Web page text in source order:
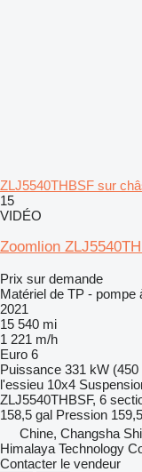
ZLJ5540THBSF sur
15
VIDÉO
Zoomlion
Prix sur demande
Matériel de TP - pompe
2021
15 540 mi
1 221 m/h
Euro 6
Puissance 331 kW (450
l'essieu 10x4
ZLJ5540THBSF, 6
158,5 gal Pression
Chine, Changsha Shi
Himalaya Technology
Contacter le vendeur